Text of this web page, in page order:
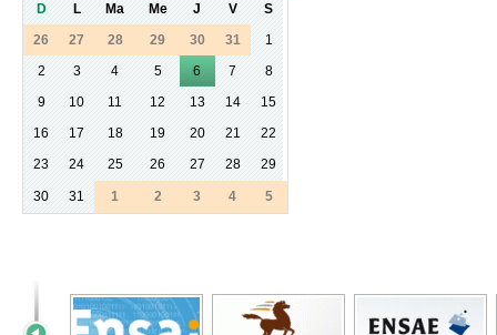
D L Ma Me J V
S
26
27 28 29 30 31
1
2
3 4 5 6 7
8
9
10 11 12 13 14
15
16
17 18 19 20 21
22
23
24 25 26 27 28 29
30 31 1 2 3 4 5